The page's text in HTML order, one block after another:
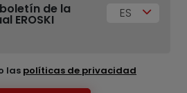
de la
EROSKI ES
las políticas de privacidad